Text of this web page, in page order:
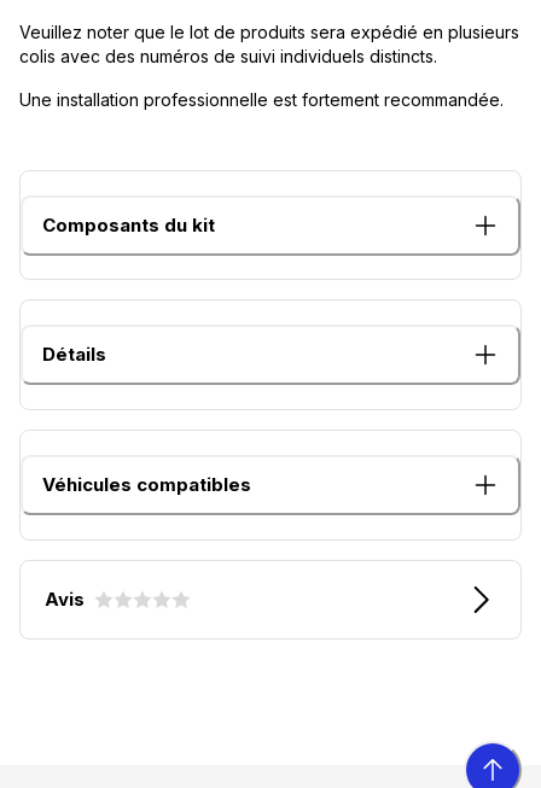
Veuillez noter que le lot de produits sera expédié en plusieurs
colis avec des numéros de suivi individuels distincts.
Une installation professionnelle est fortement recommandée.
Composants du kit
Détails
Véhicules compatibles
Avis